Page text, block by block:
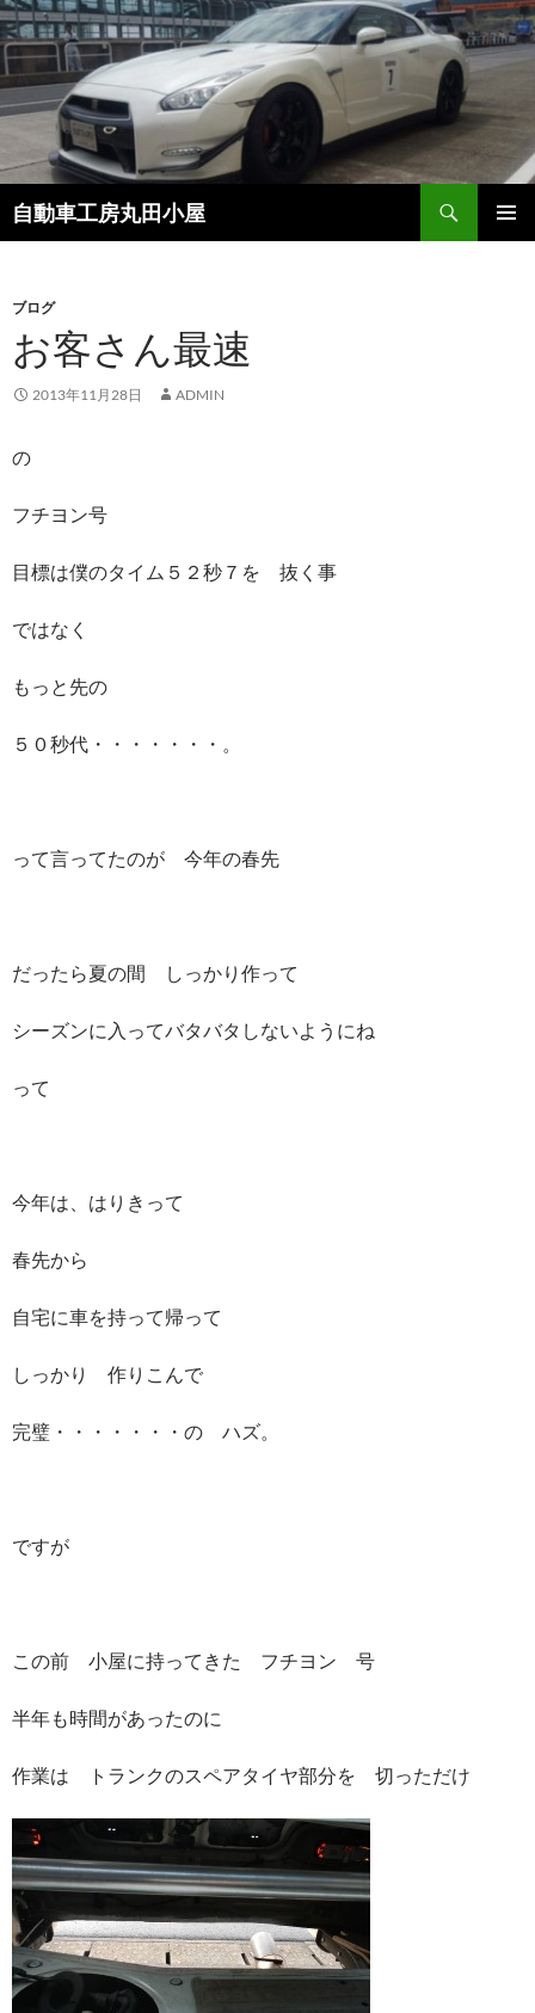
コ
ン
テ
ン
ス
キ
ッ
自動車工房丸田小屋
検
索
ブログ
お客さん最速
2013年11月28日 ADMIN
の
フチヨン号
目標は僕のタイム５２秒７を 抜く事
ではなく
もっと先の
５０秒代・・・・・・・。
って言ってたのが 今年の春先
だったら夏の間 しっかり作って
シーズンに入ってバタバタしないようにね
って
今年は、はりきって
春先から
自宅に車を持って帰って
しっかり 作りこんで
完璧・・・・・・・の ハズ。
ですが
この前 小屋に持ってきた フチヨン 号
半年も時間があったのに
作業は トランクのスペアタイヤ部分を 切っただけ